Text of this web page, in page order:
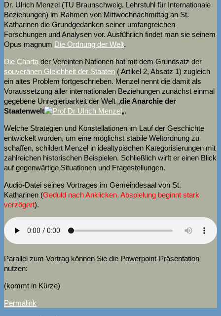
Dr. Ulrich Menzel (TU Braunschweig, Lehrstuhl für Internationale
Beziehungen) im Rahmen von Mittwochnachmittag an St.
Katharinen die Grundgedanken seiner umfangreichen
Forschungen und Analysen vor. Ausführlich findet man sie seinem
Opus magnum Die Ordnung der Welt.
Die Charta der Vereinten Nationen hat mit dem Grundsatz der
souveränen Gleichheit der Staaten ( Artikel 2, Absatz 1) zugleich
ein altes Problem fortgeschrieben. Menzel nennt die damit als
Voraussetzung aller internationalen Beziehungen zunächst einmal
gegebene Unregierbarkeit der Welt „die Anarchie der
Staatenwelt
„.
Welche Strategien und Konstellationen im Lauf der Geschichte
entwickelt wurden, um eine möglichst stabile Weltordnung zu
schaffen, schildert Menzel in idealtypischen Kategorisierungen mit
zahlreichen historischen Beispielen. Schließlich wirft er einen Blick
auf gegenwärtige Situationen und Fragestellungen.
Audio-Datei seines Vortrages im Gemeindesaal von St.
Katharinen (Geduld nach Anklicken, Abspielung beginnt stark
verzögert).
Parallel zum Vortrag können Sie die Powerpoint-Präsentation
nutzen:
(kommt in Kürze)
Permalink